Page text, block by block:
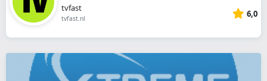
tvfast
tvfast.nl 6,0